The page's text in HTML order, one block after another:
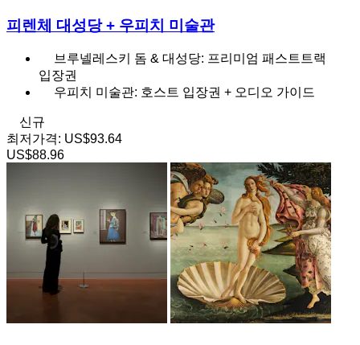
피렌체 대성당 + 우피치 미술관
브루넬레스키 돔 & 대성당: 프리미엄 패스트트랙
입장권
우피치 미술관: 호스트 입장권 + 오디오 가이드
신규
최저가격: US$93.64
US$88.96